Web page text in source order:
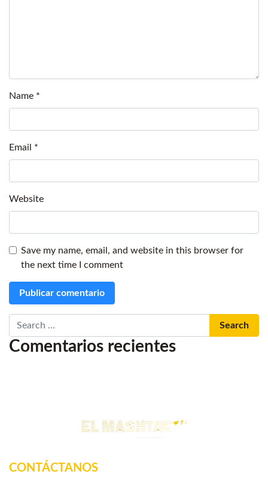
Name *
Email *
Website
Save my name, email, and website in this browser for
the next time I comment
Search
Comentarios recientes
CONTÁCTANOS